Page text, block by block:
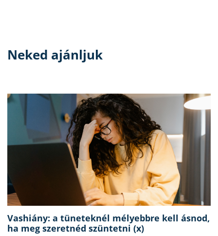
Neked ajánljuk
Vashiány: a tüneteknél mélyebbre kell ásnod,
ha meg szeretnéd szüntetni (x)